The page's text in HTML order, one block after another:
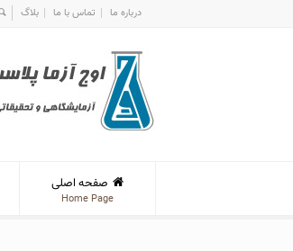
درباره ما تماس با ما بلاگ
صفحه اصلی
Home Page